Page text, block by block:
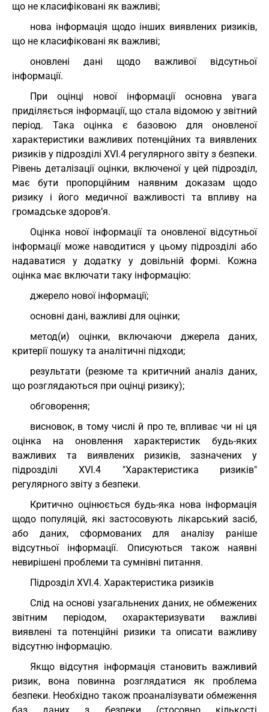
що не класифіковані як важливі;
нова інформація щодо інших виявлених ризиків,
що не класифіковані як важливі;
оновлені дані щодо важливої відсутньої
інформації.
При оцінці нової інформації основна увага
приділяється інформації, що стала відомою у звітний
період. Така оцінка є базовою для оновленої
характеристики важливих потенційних та виявлених
ризиків у підрозділі XVI.4 регулярного звіту з безпеки.
Рівень деталізації оцінки, включеної у цей підрозділ,
має бути пропорційним наявним доказам щодо
ризику і його медичної важливості та впливу на
громадське здоров’я.
Оцінка нової інформації та оновленої відсутньої
інформації може наводитися у цьому підрозділі або
надаватися у додатку у довільній формі. Кожна
оцінка має включати таку інформацію:
джерело нової інформації;
основні дані, важливі для оцінки;
метод(и) оцінки, включаючи джерела даних,
критерії пошуку та аналітичні підходи;
результати (резюме та критичний аналіз даних,
що розглядаються при оцінці ризику);
обговорення;
висновок, в тому числі й про те, впливає чи ні ця
оцінка на оновлення характеристик будь-яких
важливих та виявлених ризиків, зазначених у
підрозділі XVI.4 "Характеристика ризиків"
регулярного звіту з безпеки.
Критично оцінюється будь-яка нова інформація
щодо популяцій, які застосовують лікарський засіб,
або даних, сформованих для аналізу раніше
відсутньої інформації. Описуються також наявні
невирішені проблеми та сумнівні питання.
Підрозділ XVI.4. Характеристика ризиків
Слід на основі узагальнених даних, не обмежених
звітним періодом, охарактеризувати важливі
виявлені та потенційні ризики та описати важливу
відсутню інформацію.
Якщо відсутня інформація становить важливий
ризик, вона повинна розглядатися як проблема
безпеки. Необхідно також проаналізувати обмеження